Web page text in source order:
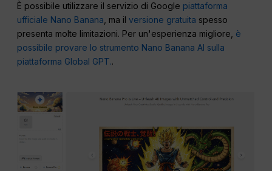
È possibile utilizzare il servizio di Google piattaforma
ufficiale Nano Banana , ma ilversione gratuita spesso
presenta molte limitazioni. Per un'esperienza migliore, è
possibile provare lo strumento Nano Banana AI sulla
piattaforma Global GPT..